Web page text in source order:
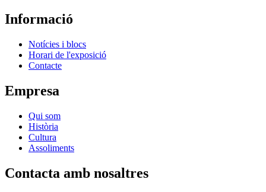
Informació
Notícies i blocs
Horari de l'exposició
Contacte
Empresa
Qui som
Història
Cultura
Assoliments
Contacta amb nosaltres